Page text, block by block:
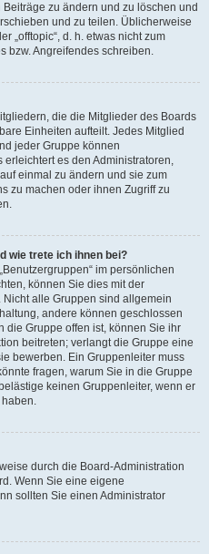
zu ändern und zu löschen und
und zu teilen. Üblicherweise
„offtopic“, d. h. etwas nicht zum
bzw. Angreifendes schreiben.
die die Mitglieder des Boards
Einheiten aufteilt. Jedes Mitglied
jeder Gruppe können
es den Administratoren,
einmal zu ändern und sie zum
zu machen oder ihnen Zugriff zu
wie trete ich ihnen bei?
im persönlichen
können Sie dies mit der
alle Gruppen sind allgemein
andere können geschlossen
die Gruppe offen ist, können Sie ihr
beitreten; verlangt die Gruppe eine
bewerben. Ein Gruppenleiter muss
fragen, warum Sie in die Gruppe
keinen Gruppenleiter, wenn er
durch die Board-Administration
Wenn Sie eine eigene
sollten Sie einen Administrator